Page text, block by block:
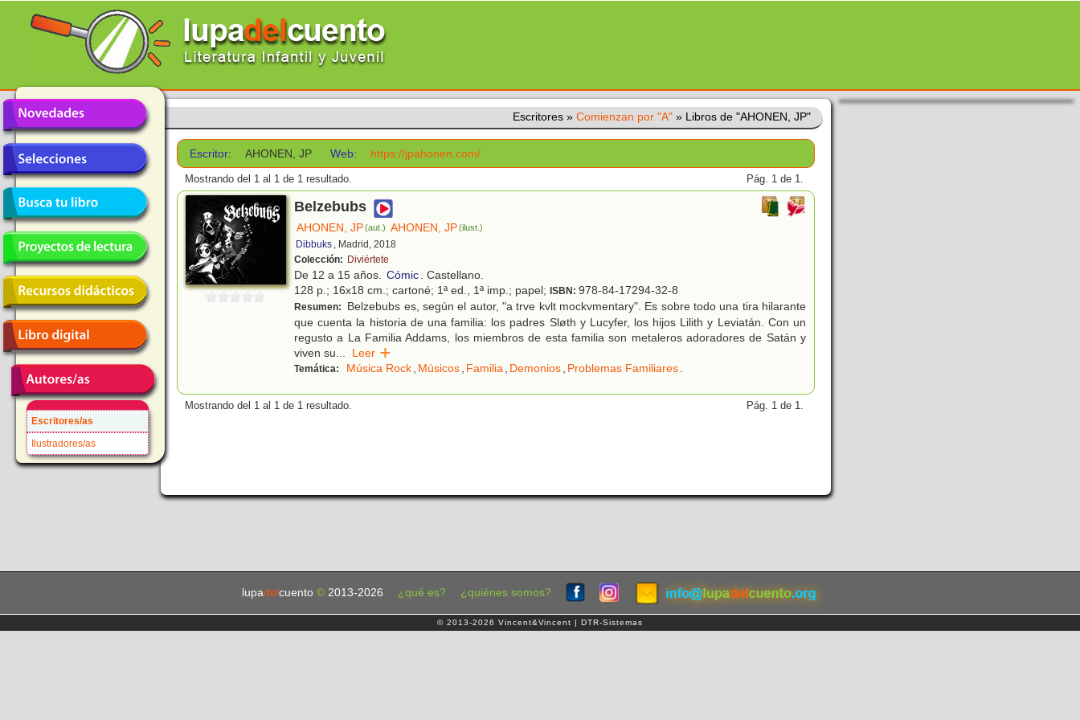
Escritores/as
Ilustradores/as
Escritores » Comienzan por "A" » Libros de "AHONEN, JP"
Escritor: AHONEN, JP Web: https://jpahonen.com/
Mostrando del 1 al 1 de 1 resultado. Pág. 1 de 1.
Belzebubs
AHONEN, JP(aut.) AHONEN, JP(ilust.)
Dibbuks , Madrid, 2018
Colección: Diviértete
De 12 a 15 años. Cómic. Castellano.
128 p.; 16x18 cm.; cartoné; 1ª ed., 1ª imp.; papel; ISBN: 978-84-17294-32-8
Resumen:
Belzebubs es, según el autor, "a trve kvlt mockvmentary". Es sobre todo una tira hilarante
que cuenta la historia de una familia: los padres Sløth y Lucyfer, los hijos Lilith y Leviatán. Con un
regusto a La Familia Addams, los miembros de esta familia son metaleros adoradores de Satán y
viven su... Leer
Temática: Música Rock, Músicos, Familia, Demonios, Problemas Familiares.
Mostrando del 1 al 1 de 1 resultado. Pág. 1 de 1.
lupadel cuento © 2013-2026 ¿qué es? ¿quiénes somos?
© 2013-2026 Vincent&Vincent | DTR-Sistemas